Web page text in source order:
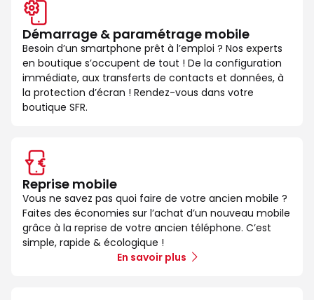
Démarrage & paramétrage mobile
Besoin d’un smartphone prêt à l’emploi ? Nos experts
en boutique s’occupent de tout ! De la configuration
immédiate, aux transferts de contacts et données, à
la protection d’écran ! Rendez-vous dans votre
boutique SFR.
Reprise mobile
Vous ne savez pas quoi faire de votre ancien mobile ?
Faites des économies sur l’achat d’un nouveau mobile
grâce à la reprise de votre ancien téléphone. C’est
simple, rapide & écologique !
En savoir plus